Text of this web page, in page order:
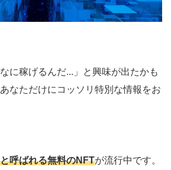
に稼げるんだ...」と興味が出たかも
なただけにコッソリ特別な情報をお
呼ばれる無料のNFTが流行中です。